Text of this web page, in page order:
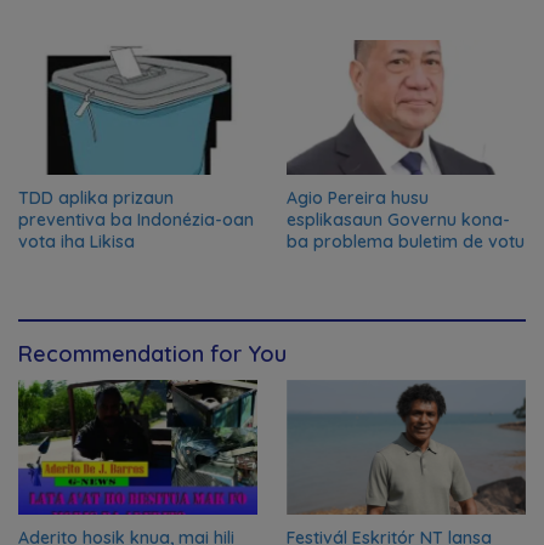
TDD aplika prizaun
preventiva ba Indonézia-oan
vota iha Likisa
Agio Pereira husu
esplikasaun Governu kona-
ba problema buletim de votu
Recommendation for You
Aderito hosik knua, mai hili
Festivál Eskritór NT lansa